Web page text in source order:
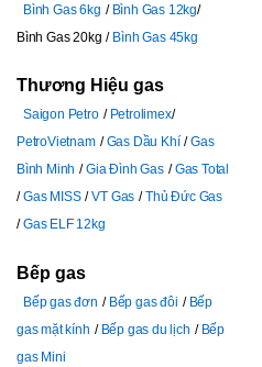
Bình Gas 6kg
Bình Gas 12kg
Bình Gas 20kg
Bình Gas 45kg
Thương Hiệu gas
Saigon Petro
Petrolimex
PetroVietnam
Gas Dầu Khí
Gas
Bình Minh
Gia Đình Gas
Gas Total
Gas MISS
VT Gas
Thủ Đức Gas
Gas ELF 12kg
Bếp gas
Bếp gas đơn Bếp gas đôi
Bếp
gas mặt kính
Bếp gas du lịch
Bếp
gas Mini